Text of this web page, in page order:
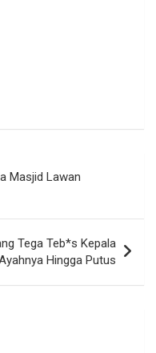
Masjid Lawan
Tega Teb*s Kepala
Hingga Putus